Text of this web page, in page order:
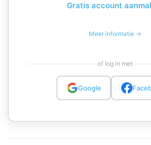
Gratis account
Meer informatie →
of log in met
Google